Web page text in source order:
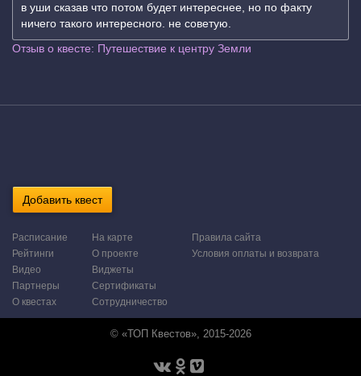
в уши сказав что потом будет интереснее, но по факту
ничего такого интересного. не советую.
Отзыв о квесте: Путешествие к центру Земли
Добавить квест
Расписание
Рейтинги
Видео
Партнеры
О квестах
На карте
О проекте
Виджеты
Сертификаты
Сотрудничество
Правила сайта
Условия оплаты и возврата
© «ТОП Квестов», 2015-2026